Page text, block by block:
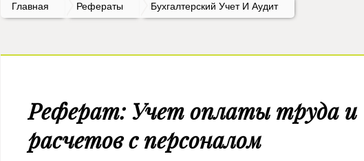
Главная Рефераты Бухгалтерский Учет И Аудит
Реферат: Учет оплаты труда и
расчетов с персоналом